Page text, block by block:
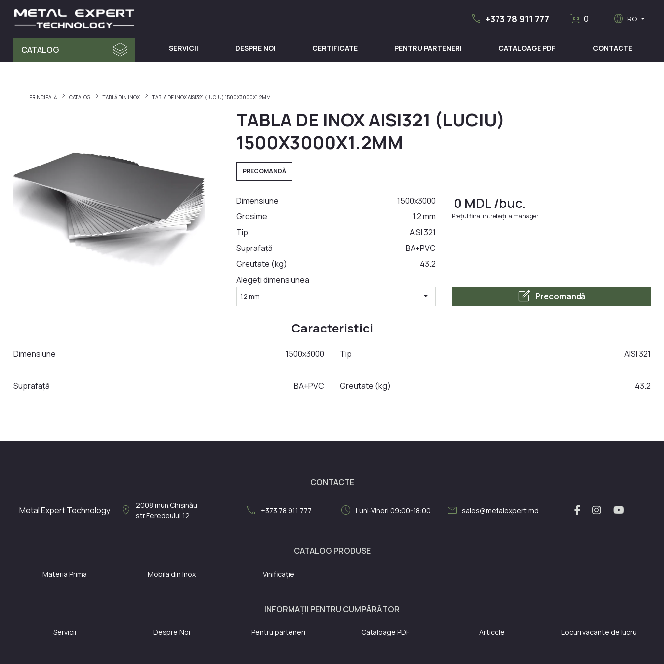
call +373 78 911 777 trolley 0 language RO arrow_drop_down
CATALOG SERVICII DESPRE NOI CERTIFICATE PENTRU PARTENERI CATALOAGE PDF CONTACTE
Accesorii pentru balustrade
Fitinguri
Elemente de fixare și șuruburi
Materiale pentru sudură
Chiuvete din Inox
Dulapuri din Inox
Hote din Inox
Aparat de distilat
LA COMANDA
PRINCIPALĂ CATALOG TABLĂ DIN INOX TABLA DE INOX AISI321 (LUCIU) 1500X3000Х1.2ММ
TABLA DE INOX AISI321 (LUCIU)
1500X3000Х1.2ММ
PRECOMANDĂ
Dimensiune
1500x3000
Grosime
1.2 mm
Tip
AISI 321
Suprafață
BA+PVC
Greutate (kg)
43.2
Alegeți dimensiunea
1.2 mm arrow_drop_down
0 MDL/buc.
Prețul final intrebați la manager
edit_square Precomandă
Caracteristici
Dimensiune 1500x3000 Tip AISI 321
Suprafață BA+PVC Greutate (kg) 43.2
CONTACTE
Metal Expert Technology location_on 2008 mun.Chișinău
str.Feredeului 12
call +373 78 911 777 schedule Luni-Vineri 09:00-18:00 mail sales@metalexpert.md
CATALOG PRODUSE
Materia Prima Mobila din Inox Vinificație
INFORMAȚII PENTRU CUMPĂRĂTOR
Servicii Despre Noi Pentru parteneri Cataloage PDF Articole Locuri vacante de lucru